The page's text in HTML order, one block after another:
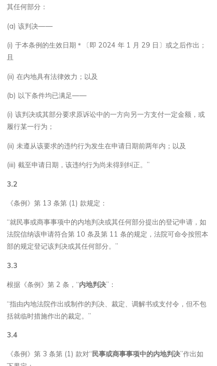
其任何部分：
(a) 该判决——
(i) 于本条例的生效日期＊〔即 2024 年 1 月 29 日〕或之后作出；
且
(ii) 在内地具有法律效力；以及
(b) 以下条件均已满足——
(i) 该判决或其部分要求原诉讼中的一方向另一方支付一定金额，或
履行某一行为；
(ii) 未遵从该要求的违约行为发生在申请日期前两年内；以及
(iii) 截至申请日期，该违约行为尚未得到纠正。”
3.2
《条例》第 13 条第 (1) 款规定：
“就民事或商事事项中的内地判决或其任何部分提出的登记申请，如
法院信纳该申请符合第 10 条及第 11 条的规定，法院可命令按照本
部的规定登记该判决或其任何部分。”
3.3
根据《条例》第 2 条，“内地判决”：
“指由内地法院作出或制作的判决、裁定、调解书或支付令，但不包
括就临时措施作出的裁定。”
3.4
《条例》第 3 条第 (1) 款对“民事或商事事项中的内地判决”作出如